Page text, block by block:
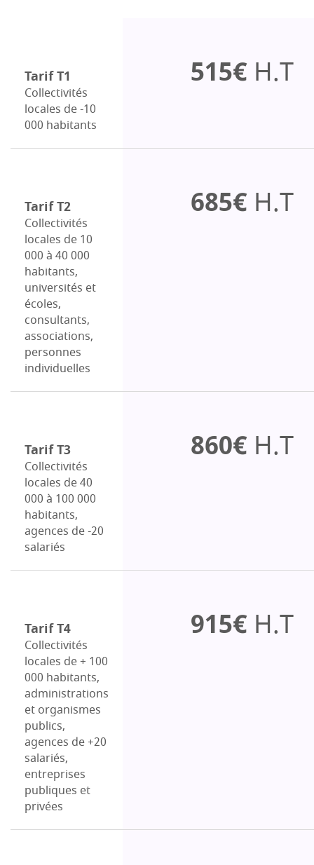
Tarif T1
Collectivités
locales de -10
000 habitants
515€ H.T
Tarif T2
Collectivités
locales de 10
000 à 40 000
habitants,
universités et
écoles,
consultants,
associations,
personnes
individuelles
685€ H.T
Tarif T3
Collectivités
locales de 40
000 à 100 000
habitants,
agences de -20
salariés
860€ H.T
Tarif T4
Collectivités
locales de + 100
000 habitants,
administrations
et organismes
publics,
agences de +20
salariés,
entreprises
publiques et
privées
915€ H.T